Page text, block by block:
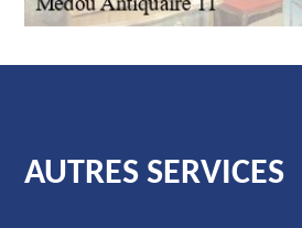
AUTRES SERVICES